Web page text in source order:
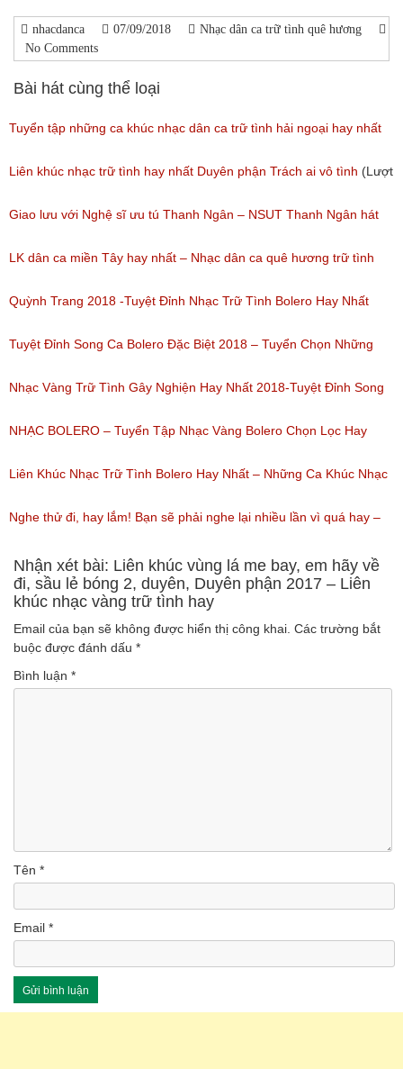
nhacdanca 07/09/2018
Nhạc dân ca trữ tình quê hương
No Comments
Bài hát cùng thể loại
Tuyển tập những ca khúc nhạc dân ca trữ tình hải ngoại hay nhất
(Lượt nghe: 277)
Liên khúc nhạc trữ tình hay nhất Duyên phận Trách ai vô tình (Lượt
nghe: 193)
Giao lưu với Nghệ sĩ ưu tú Thanh Ngân – NSUT Thanh Ngân hát
Bolero
(Lượt nghe: 80)
LK dân ca miền Tây hay nhất – Nhạc dân ca quê hương trữ tình
miền tây hay nhất
(Lượt nghe: 184)
Quỳnh Trang 2018 -Tuyệt Đỉnh Nhạc Trữ Tình Bolero Hay Nhất
Của Quỳnh Trang 2018
(Lượt nghe: 155)
Tuyệt Đỉnh Song Ca Bolero Đặc Biệt 2018 – Tuyển Chọn Những
Bài Hát Song Ca Nhạc Vàng Bolero Hay Nhất
(Lượt nghe: 218)
Nhạc Vàng Trữ Tình Gây Nghiện Hay Nhất 2018-Tuyệt Đỉnh Song
Ca Thiên Quang Quỳnh Trang Ngọt Ngào
(Lượt nghe: 219)
NHẠC BOLERO – Tuyển Tập Nhạc Vàng Bolero Chọn Lọc Hay
Nhất / Tuyệt Đỉnh Bolero
(Lượt nghe: 99)
Liên Khúc Nhạc Trữ Tình Bolero Hay Nhất – Những Ca Khúc Nhạc
Vàng Trữ Tình Hay Nhất 2018
(Lượt nghe: 75)
Nghe thử đi, hay lắm! Bạn sẽ phải nghe lại nhiều lần vì quá hay –
Nhạc miền Tây đặc sắc
(Lượt nghe: 46)
Nhận xét bài: Liên khúc vùng lá me bay, em hãy về
đi, sầu lẻ bóng 2, duyên, Duyên phận 2017 – Liên
khúc nhạc vàng trữ tình hay
Email của bạn sẽ không được hiển thị công khai. Các trường bắt
buộc được đánh dấu *
Bình luận *
Tên *
Email *